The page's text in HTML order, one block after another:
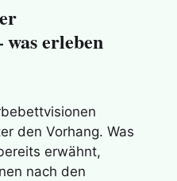
erleben
den Vorhang. Was
erwähnt,
nach den